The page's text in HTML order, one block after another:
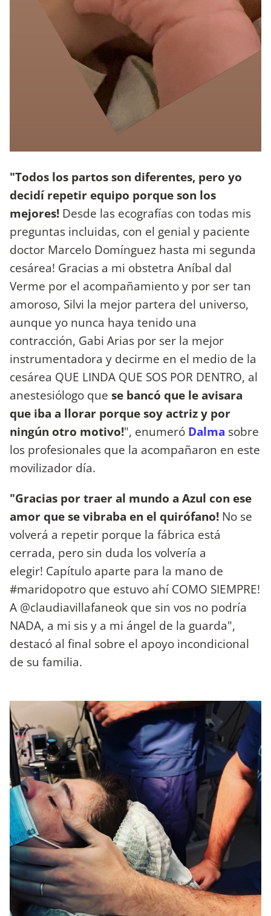
"Todos los partos son diferentes, pero yo
decidí repetir equipo porque son los
mejores! Desde las ecografías con todas mis
preguntas incluidas, con el genial y paciente
doctor Marcelo Domínguez hasta mi segunda
cesárea! Gracias a mi obstetra Aníbal dal
Verme por el acompañamiento y por ser tan
amoroso, Silvi la mejor partera del universo,
aunque yo nunca haya tenido una
contracción, Gabi Arias por ser la mejor
instrumentadora y decirme en el medio de la
cesárea QUE LINDA QUE SOS POR DENTRO, al
anestesiólogo que se bancó que le avisara
que iba a llorar porque soy actriz y por
ningún otro motivo!", enumeró Dalma sobre
los profesionales que la acompañaron en este
movilizador día.
"Gracias por traer al mundo a Azul con ese
amor que se vibraba en el quirófano! No se
volverá a repetir porque la fábrica está
cerrada, pero sin duda los volvería a
elegir! Capítulo aparte para la mano de
#maridopotro que estuvo ahí COMO SIEMPRE!
A @claudiavillafaneok que sin vos no podría
NADA, a mi sis y a mi ángel de la guarda",
destacó al final sobre el apoyo incondicional
de su familia.